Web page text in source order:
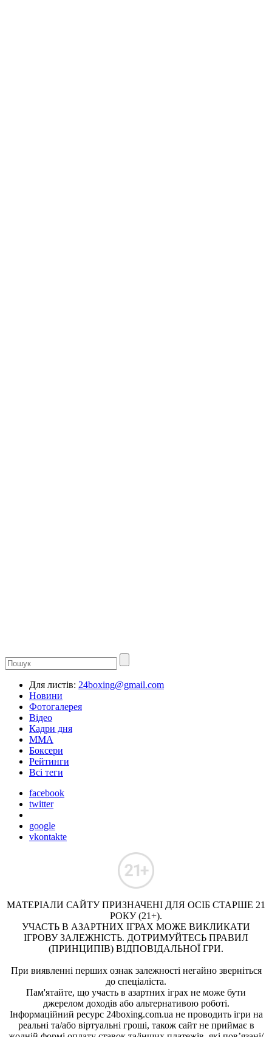
Для листів: 24boxing@gmail.com
Новини
Фотогалерея
Відео
Кадри дня
ММА
Боксери
Рейтинги
Всі теги
facebook
twitter
google
vkontakte
МАТЕРІАЛИ САЙТУ ПРИЗНАЧЕНІ ДЛЯ ОСІБ СТАРШЕ 21
РОКУ (21+).
УЧАСТЬ В АЗАРТНИХ ІГРАХ МОЖЕ ВИКЛИКАТИ
ІГРОВУ ЗАЛЕЖНІСТЬ. ДОТРИМУЙТЕСЬ ПРАВИЛ
(ПРИНЦИПІВ) ВІДПОВІДАЛЬНОЇ ГРИ.
При виявленні перших ознак залежності негайно зверніться
до спеціаліста.
Пам'ятайте, що участь в азартних іграх не може бути
джерелом доходів або альтернативою роботі.
Інформаційний ресурс 24boxing.com.ua не проводить ігри на
реальні та/або віртуальні гроші, також сайт не приймає в